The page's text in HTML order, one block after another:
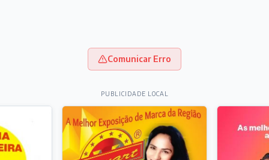
Comunicar Erro
PUBLICIDADE LOCAL